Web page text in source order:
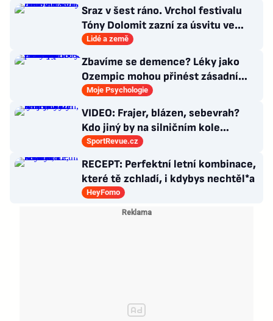
Sraz v šest ráno. Vrchol festivalu
Tóny Dolomit zazní za úsvitu ve
3000 metrech
Lidé a země
Zbavíme se demence? Léky jako
Ozempic mohou přinést zásadní
průlom v léčbě Alzheimerovy
Moje Psychologie
VIDEO: Frajer, blázen, sebevrah?
Kdo jiný by na silničním kole
dokázal tyhle triky?
SportRevue.cz
RECEPT: Perfektní letní kombinace,
které tě zchladí, i kdybys nechtěl*a
HeyFomo